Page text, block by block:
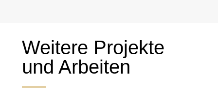
Weitere Projekte
und Arbeiten